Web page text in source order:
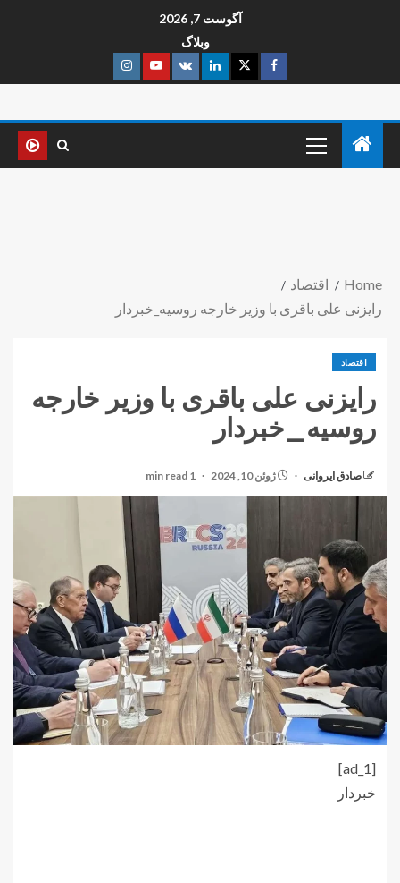
آگوست 7, 2026
وبلاگ
Home
اقتصاد
رایزنی علی باقری با وزیر خارجه روسیه_خبردار
اقتصاد
رایزنی علی باقری با وزیر خارجه
روسیه_خبردار
صادق ایروانی ژوئن 10, 2024 1 min read
[ad_1]
خبردار